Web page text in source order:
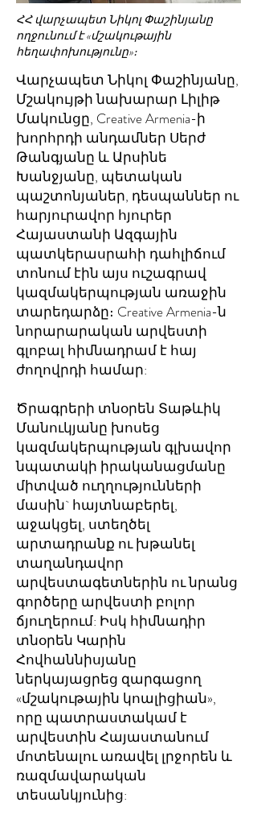
ՀՀ վարչապետ Նիկոլ Փաշինյանը
ողջունում է «մշակութային
հեղափոխությունը»։
Վարչապետ Նիկոլ Փաշինյանը,
Մշակույթի նախարար Լիլիթ
Մակունցը, Creative Armenia-ի
խորհրդի անդամներ Սերժ
Թանգյանը և Արսինե
Խանջյանը, պետական
պաշտոնյաներ, դեսպաններ ու
հարյուրավոր հյուրեր
Հայաստանի Ազգային
պատկերասրահի դահլիճում
տոնում էին այս ուշագրավ
կազմակերպության առաջին
տարեդարձը։ Creative Armenia-ն
նորարարական արվեստի
գլոբալ հիմնադրամ է հայ
ժողովրդի համար:
Ծրագրերի տնօրեն Տաթևիկ
Մանուկյանը խոսեց
կազմակերպության գլխավոր
նպատակի իրականացմանը
միտված ուղղությունների
մասին` հայտնաբերել,
աջակցել, ստեղծել
արտադրանք ու խթանել
տաղանդավոր
արվեստագետներին ու նրանց
գործերը արվեստի բոլոր
ճյուղերում: Իսկ հիմնադիր
տնօրեն Կարին
Հովհաննիսյանը
ներկայացրեց զարգացող
«մշակութային կոալիցիան»,
որը պատրաստակամ է
արվեստին Հայաստանում
մոտենալու առավել լրջորեն և
ռազմավարական
տեսանկյունից: